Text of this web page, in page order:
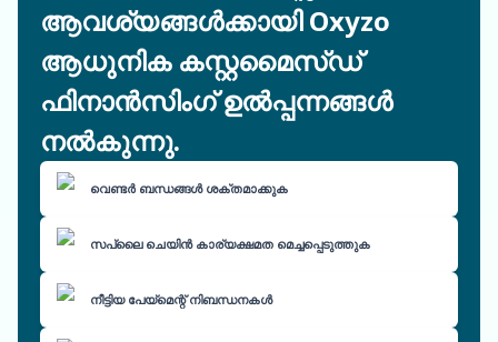
ആവശ്യങ്ങൾക്കായി Oxyzo
ആധുനിക കസ്റ്റമൈസ്ഡ്
ഫിനാൻസിംഗ് ഉൽപ്പന്നങ്ങൾ
നൽകുന്നു.
വെണ്ടർ ബന്ധങ്ങൾ ശക്തമാക്കുക
സപ്ലൈ ചെയിൻ കാര്യക്ഷമത മെച്ചപ്പെടുത്തുക
നീട്ടിയ പേയ്മെന്റ് നിബന്ധനകൾ